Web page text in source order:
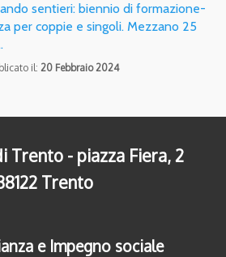
sentieri: biennio di formazione-
per coppie e singoli. Mezzano 25
il: 20 Febbraio 2024
Trento - piazza Fiera, 2
Trento
e Impegno sociale